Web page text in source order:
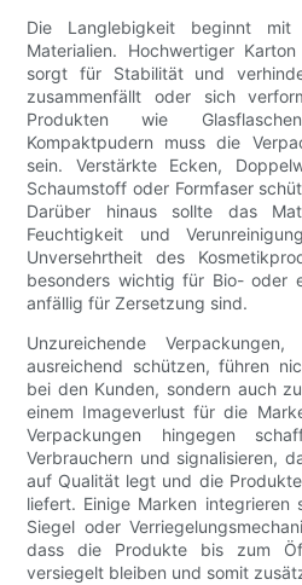
Die Langlebigkeit beginnt
Materialien. Hochwertiger
sorgt für Stabilität und
zusammenfällt oder sich
Produkten wie
Kompaktpudern muss die
sein. Verstärkte Ecken,
Schaumstoff oder Formfaser
Darüber hinaus sollte das
Feuchtigkeit und
Unversehrtheit des
besonders wichtig für Bio- oder
anfällig für Zersetzung sind.
Unzureichende
ausreichend schützen, führen
bei den Kunden, sondern auch
einem Imageverlust für die
Verpackungen hingegen
Verbrauchern und signalisieren,
auf Qualität legt und die
liefert. Einige Marken integrieren
Siegel oder
dass die Produkte bis zum
versiegelt bleiben und somit